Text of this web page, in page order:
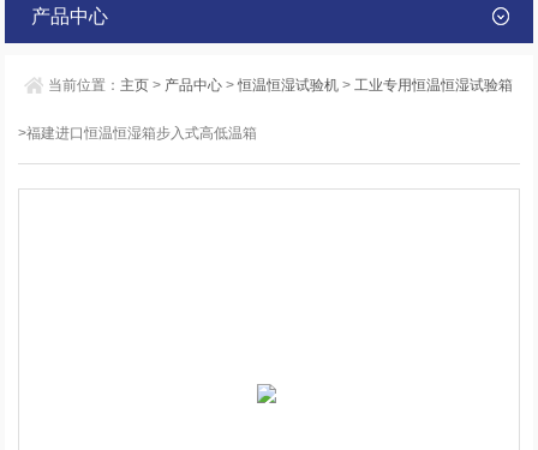
产品中心
当前位置： 主页 > 产品中心 >恒温恒湿试验机 > 工业专用恒温恒湿试验箱
>福建进口恒温恒湿箱步入式高低温箱